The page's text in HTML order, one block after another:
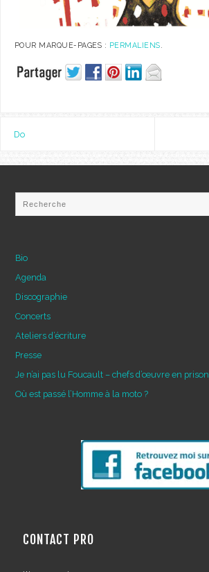
POUR MARQUE-PAGES : PERMALIENS.
Do
Bio
Agenda
Discographie
Concerts
Ateliers d’écriture
Presse
Je n’ai pas lu Foucault – chefs d’œuvre en prison
Où est passé l’Homme à la moto ?
CONTACT PRO